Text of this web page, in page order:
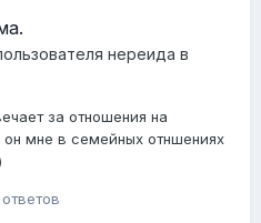
нереида в
за отношения на
он мне в семейных отншениях